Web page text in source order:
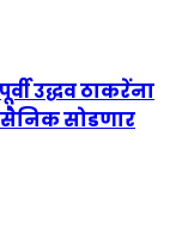
उद्धव ठाकरेंना
सोडणार